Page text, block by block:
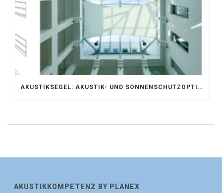
AKUSTIKSEGEL: AKUSTIK- UND SONNENSCHUTZOPTIMIERUNG IM ATRIUM DER UNIVERSITÄT BONN
AKUSTIKKOMPETENZ BY PLANEX